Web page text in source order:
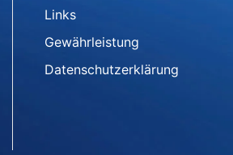
Links
Gewährleistung
Datenschutzerklärung